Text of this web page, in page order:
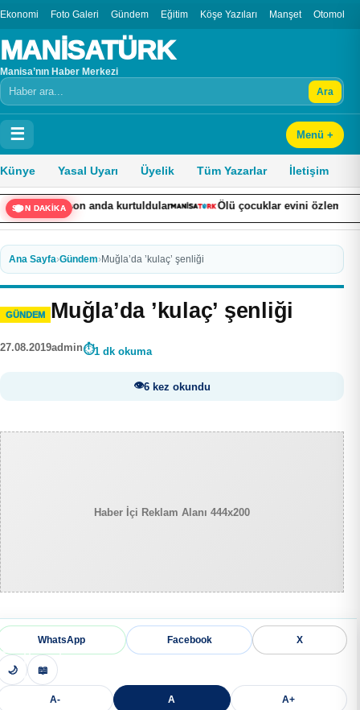
Ekonomi Foto Galeri Gündem Eğitim Köşe Yazıları Manşet Otomobil
MANİSATÜRK
Manisa’nın Haber Merkezi
Arama Ara
☰ Menü +
Künye Yasal Uyarı Üyelik Tüm Yazarlar İletişim
SON DAKİKA
anda kurtuldular Ölü çocuklar evini özlemez mi?” Began
Ana Sayfa›Gündem›Muğla’da ’kulaç’ şenliği
GÜNDEM Muğla’da ’kulaç’ şenliği
27.08.2019admin 1 dk okuma
6 kez okundu
Haber İçi Reklam Alanı 444x200
WhatsApp Facebook X
🌙 📖
A- A A+